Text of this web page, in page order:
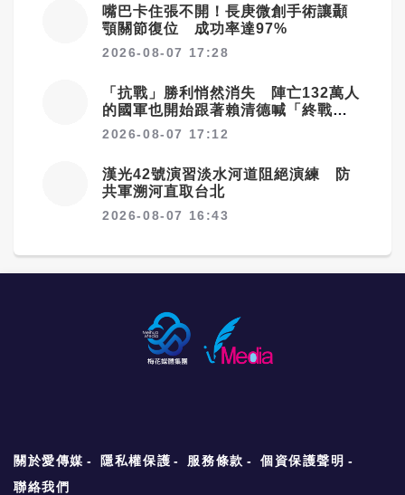
嘴巴卡住張不開！長庚微創手術讓顳
顎關節復位 成功率達97%
2026-08-07 17:28
「抗戰」勝利悄然消失 陣亡132萬人
的國軍也開始跟著賴清德喊「終戰」
了
2026-08-07 17:12
漢光42號演習淡水河道阻絕演練 防
共軍溯河直取台北
2026-08-07 16:43
關於愛傳媒 隱私權保護 服務條款
個資保護聲明
聯絡我們